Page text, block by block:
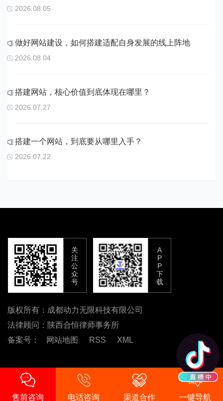
2026.08.05
做好网站建设，如何搭建适配自身发展的线上阵地
2026.08.04
搭建网站，核心价值到底体现在哪里？
2026.07.27
搭建一个网站，到底要从哪里入手？
2026.07.22
关
注
公
众
号
A
P
P
下
载
版权所有：成都动力无限科技有限公司
法律顾问：陕西合恒律师事务所
备案号：
网站地图 RSS XML
售前咨询 电话咨询 渠道合作 一键导航